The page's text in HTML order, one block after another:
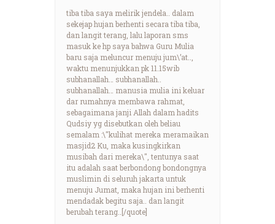
tiba tiba saya melirik jendela.. dalam
sekejap hujan berhenti secara tiba tiba,
dan langit terang, lalu laporan sms
masuk ke hp saya bahwa Guru Mulia
baru saja meluncur menuju jum\’at..,
waktu menunjukkan pk 11.15wib
subhanallah… subhanallah..
subhanallah… manusia mulia ini keluar
dar rumahnya membawa rahmat,
sebagaimana janji Allah dalam hadits
Qudsiy yg disebutkan oleh beliau
semalam :\"kulihat mereka meramaikan
masjid2 Ku, maka kusingkirkan
musibah dari mereka\", tentunya saat
itu adalah saat berbondong bondongnya
muslimin di seluruh jakarta untuk
menuju Jumat, maka hujan ini berhenti
mendadak begitu saja.. dan langit
berubah terang..[/quote]